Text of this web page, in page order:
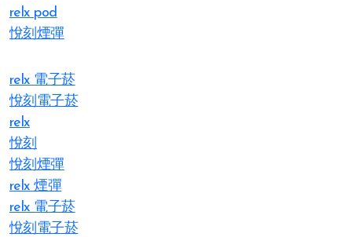
relx pod
悅刻煙彈
relx 電子菸
悅刻電子菸
relx
悅刻
悅刻煙彈
relx 煙彈
relx 電子菸
悅刻電子菸